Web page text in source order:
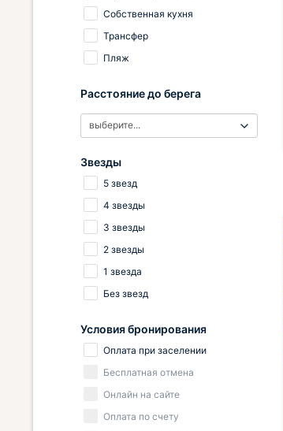
Собственная кухня
Трансфер
Пляж
Расстояние до берега
выберите...
Звезды
5 звезд
4 звезды
3 звезды
2 звезды
1 звезда
Без звезд
Условия бронирования
Оплата при заселении
Бесплатная отмена
Онлайн на сайте
Оплата по счету